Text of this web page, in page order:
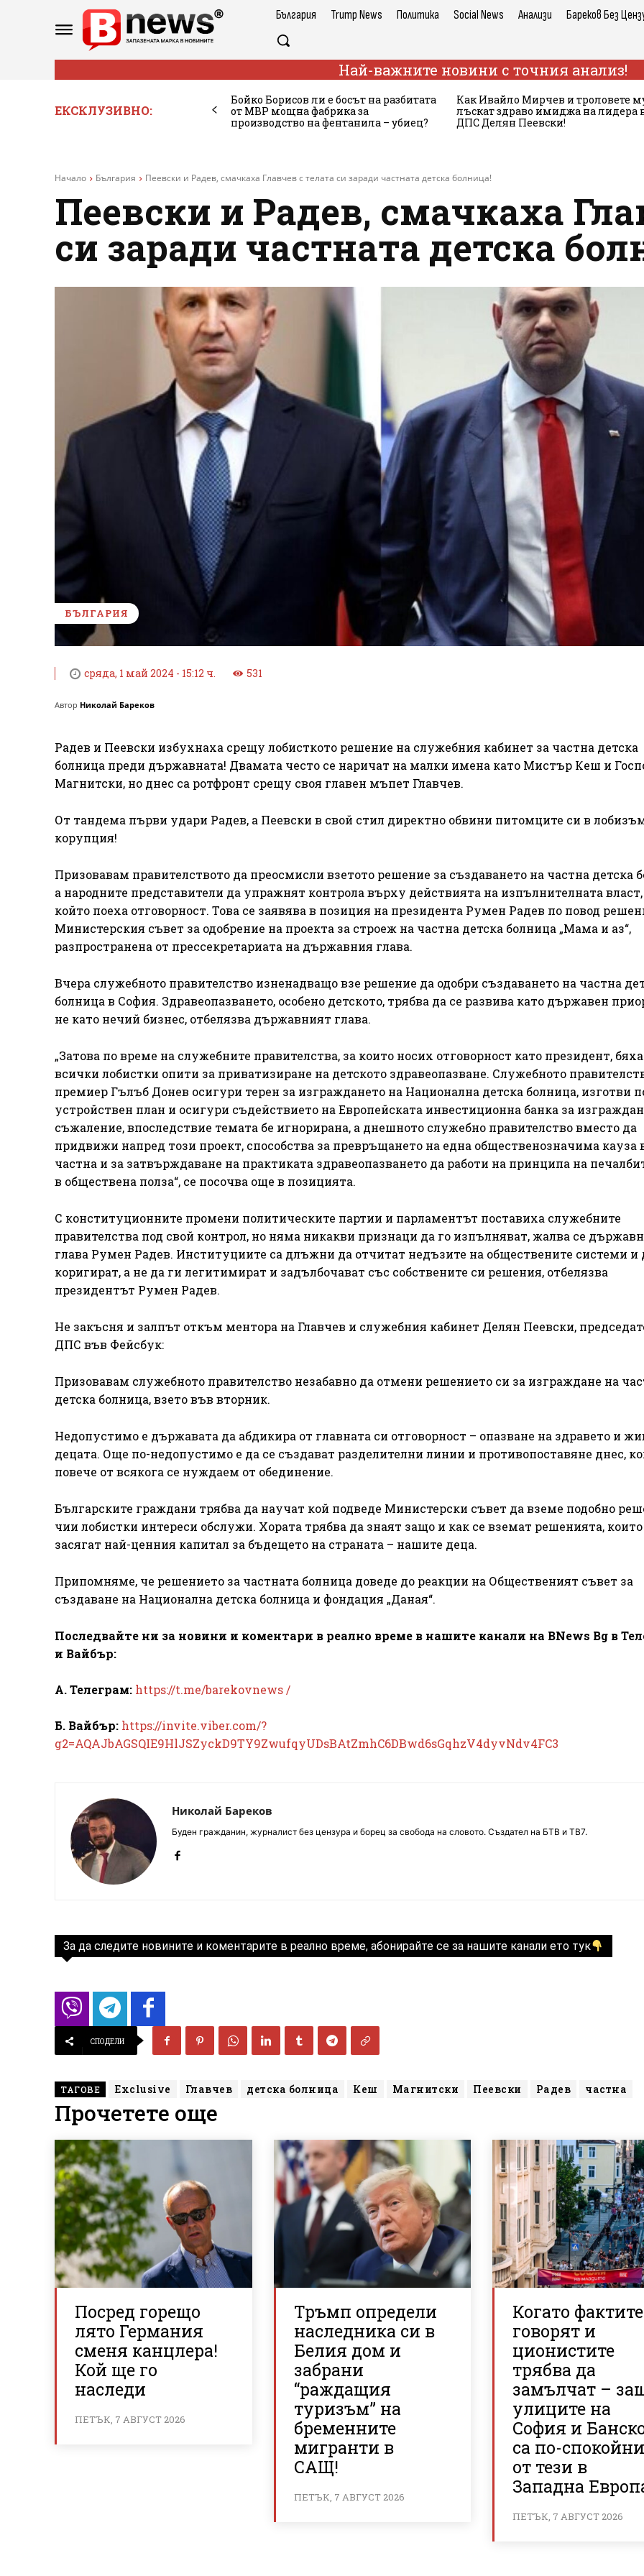
България Trump News Политика Social News Анализи Бареков Без
Най-важните новини с точния анализ!
ЕКСКЛУЗИВНО:
Бойко Борисов ли е босът на разбитата
от МВР мощна фабрика за
производство на фентанила – убиец?
Как Ивайло Мирчев и троловете
лъскат здраво имиджа на лидера
ДПС Делян Пеевски!
Начало България Пеевски и Радев, смачкаха Главчев с телата си заради частната детска болница!
Пеевски и Радев, смачкаха
си заради частната детска
БЪЛГАРИЯ
сряда, 1 май 2024 - 15:12 ч. 531
Автор Николай Бареков
Радев и Пеевски избухнаха срещу лобисткото решение на служебния кабинет за частна детска
болница преди държавната! Двамата често се наричат на малки имена като Мистър Кеш и
Магнитски, но днес са ротфронт срещу своя главен мъпет Главчев.
От тандема първи удари Радев, а Пеевски в свой стил директно обвини питомците си в
корупция!
Призовавам правителството да преосмисли взетото решение за създаването на частна детска
а народните представители да упражнят контрола върху действията на изпълнителната власт,
който поеха отговорност. Това се заявява в позиция на президента Румен Радев по повод
Министерския съвет за одобрение на проекта за строеж на частна детска болница „Мама и аз“,
разпространена от прессекретариата на държавния глава.
Вчера служебното правителство изненадващо взе решение да одобри създаването на частна
болница в София. Здравеопазването, особено детското, трябва да се развива като държавен
не като нечий бизнес, отбелязва държавният глава.
„Затова по време на служебните правителства, за които носих отговорност като президент,
всички лобистки опити за приватизиране на детското здравеопазване. Служебното
премиер Гълъб Донев осигури терен за изграждането на Национална детска болница, изготви
устройствен план и осигури съдействието на Европейската инвестиционна банка за
съжаление, впоследствие темата бе игнорирана, а днешното служебно правителство вместо да
придвижи напред този проект, способства за превръщането на една общественозначима кауза
частна и за затвърждаване на практиката здравеопазването да работи на принципа на
в обществена полза“, се посочва още в позицията.
С конституционните промени политическите партии и парламентът поставиха служебните
правителства под свой контрол, но няма никакви признаци да го изпълняват, жалва се
глава Румен Радев. Институциите са длъжни да отчитат недъзите на обществените системи и
коригират, а не да ги легитимират и задълбочават със собствените си решения, отбелязва
президентът Румен Радев.
Не закъсня и залпът откъм ментора на Главчев и служебния кабинет Делян Пеевски,
ДПС във Фейсбук:
Призовавам служебното правителство незабавно да отмени решението си за изграждане на
детска болница, взето във вторник.
Недопустимо е държавата да абдикира от главната си отговорност – опазване на здравето и
децата. Още по-недопустимо е да се създават разделителни линии и противопоставяне днес,
повече от всякога се нуждаем от обединение.
Българските граждани трябва да научат кой подведе Министерски съвет да вземе подобно
чии лобистки интереси обслужи. Хората трябва да знаят защо и как се вземат решенията, които
засягат най-ценния капитал за бъдещето на страната – нашите деца.
Припомняме, че решението за частната болница доведе до реакции на Общественият съвет за
създаване на Национална детска болница и фондация „Даная“.
Последвайте ни за новини и коментари в реално време в нашите канали на BNews Bg в
и Вайбър:
А. Телеграм: https://t.me/barekovnews /
Б. Вайбър: https://invite.viber.com/?
g2=AQAJbAGSQIE9HlJSZyckD9TY9ZwufqyUDsBAtZmhC6DBwd6sGqhzV4dyvNdv4FC3
Николай Бареков
Буден гражданин, журналист без цензура и борец за свобода на словото. Създател на БТВ и ТВ7.
За да следите новините и коментарите в реално време, абонирайте се за нашите канали ето тук
СПОДЕЛИ
ТАГОВЕ Exclusive Главчев детска болница Кеш Магнитски Пеевски Радев частна
Прочетете още
Посред горещо
лято Германия
сменя канцлера!
Кой ще го
наследи
ПЕТЪК, 7 АВГУСТ 2026
Тръмп определи
наследника си в
Белия дом и
забрани
“раждащия
туризъм” на
бременните
мигранти в
САЩ!
ПЕТЪК, 7 АВГУСТ 2026
Когато фактите
говорят и
ционистите
трябва да
замълчат –
улиците на
София и
са по-спокойни
от тези в
Западна
ПЕТЪК, 7 АВГУСТ 2026